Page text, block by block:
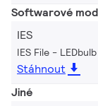
Softwarové
IES
IES File -
Stáhnout
Jiné